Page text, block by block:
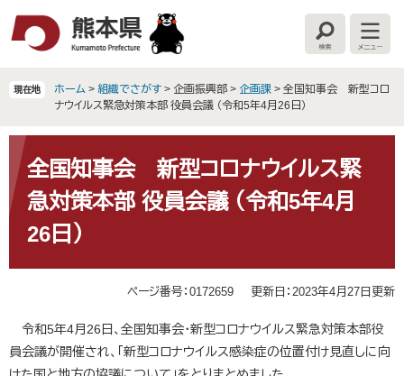
文
へ
検
索
メ
ニ
ー
現在地 ホーム > 組織でさがす > 企画振興部 > 企画課 > 全国知事会 新型コロ
ナウイルス緊急対策本部 役員会議 （令和5年4月26日）
文 全国知事会 新型コロナウイルス緊
急対策本部 役員会議 （令和5年4月
26日）
ページ番号：0172659 更新日：2023年4月27日更新
令和5年4月26日、全国知事会・新型コロナウイルス緊急対策本部役
員会議が開催され、「新型コロナウイルス感染症の位置付け見直しに向